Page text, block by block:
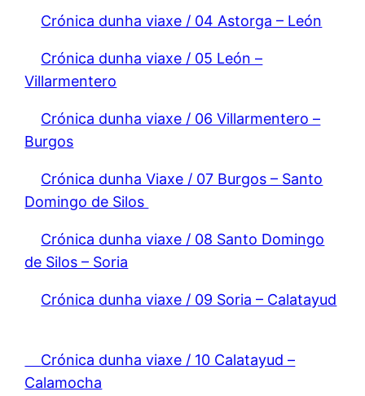
Crónica dunha viaxe / 04 Astorga – León
Crónica dunha viaxe / 05 León –
Villarmentero
Crónica dunha viaxe / 06 Villarmentero –
Burgos
Crónica dunha Viaxe / 07 Burgos – Santo
Domingo de Silos
Crónica dunha viaxe / 08 Santo Domingo
de Silos – Soria
Crónica dunha viaxe / 09 Soria – Calatayud
Crónica dunha viaxe / 10 Calatayud –
Calamocha